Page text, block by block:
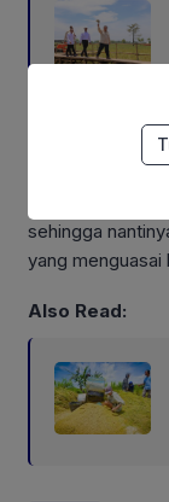
Asisten Kapolri
Dedi Prasetyo
sehingga
yang menguasai
Also Read: